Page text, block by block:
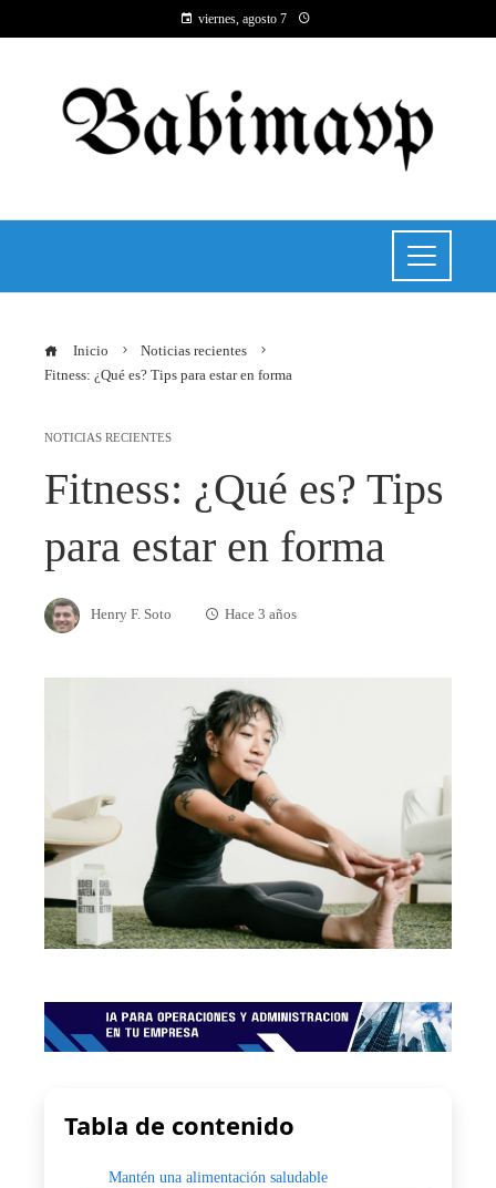
viernes, agosto 7
Inicio
Noticias recientes
Fitness: ¿Qué es? Tips para estar en forma
NOTICIAS RECIENTES
Fitness: ¿Qué es? Tips
para estar en forma
Henry F. Soto Hace 3 años
Tabla de contenido
Mantén una alimentación saludable